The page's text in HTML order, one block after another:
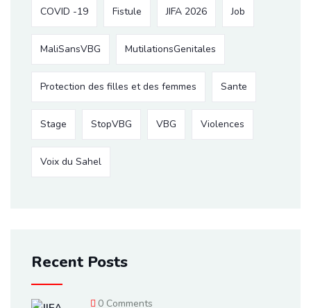
COVID -19 Fistule JIFA 2026 Job
MaliSansVBG MutilationsGenitales
Protection des filles et des femmes Sante
Stage StopVBG VBG Violences
Voix du Sahel
Recent Posts
0 Comments